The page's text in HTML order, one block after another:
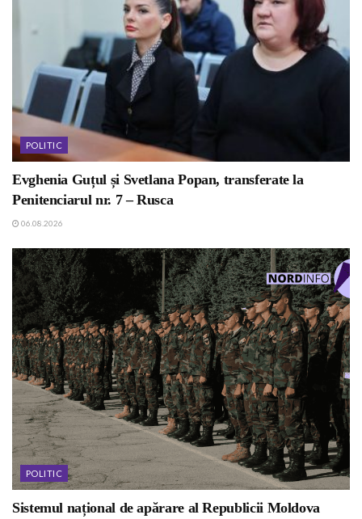
POLITIC
Evghenia Guțul și Svetlana Popan, transferate la
Penitenciarul nr. 7 – Rusca
06.08.2026
POLITIC
Sistemul național de apărare al Republicii Moldova